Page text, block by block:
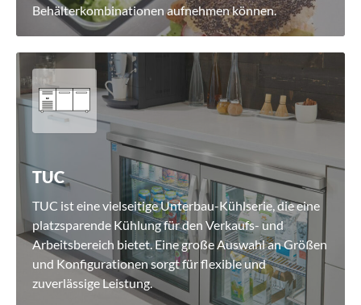
Behälterkombinationen aufnehmen können.
TUC
TUC ist eine vielseitige Unterbau-Kühlserie, die eine
platzsparende Kühlung für den Verkaufs- und
Arbeitsbereich bietet. Eine große Auswahl an Größen
und Konfigurationen sorgt für flexible und
zuverlässige Leistung.